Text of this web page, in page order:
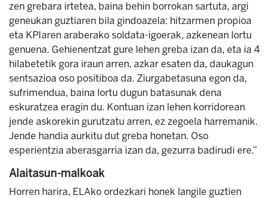
zen grebara irtetea, baina behin borrokan sartuta, argi
geneukan guztiaren bila gindoazela: hitzarmen propioa
eta KPIaren araberako soldata-igoerak, azkenean lortu
genuena. Gehienentzat gure lehen greba izan da, eta ia 4
hilabetetik gora iraun arren, azkar esaten da, daukagun
sentsazioa oso positiboa da. Ziurgabetasuna egon da,
sufrimendua, baina lortu dugun batasunak dena
eskuratzea eragin du. Kontuan izan lehen korridorean
jende askorekin gurutzatu arren, ez zegoela harremanik.
Jende handia aurkitu dut greba honetan. Oso
esperientzia aberasgarria izan da, gezurra badirudi ere.”
Alaitasun-malkoak
Horren harira, ELAko ordezkari honek langile guztien